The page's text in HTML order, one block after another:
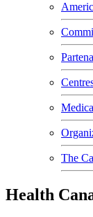
The
Health